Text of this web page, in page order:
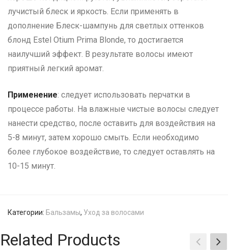
лучистый блеск и яркость. Если применять в
дополнение Блеск-шампунь для светлых оттенков
блонд Estel Otium Prima Blonde, то достигается
наилучший эффект. В результате волосы имеют
приятный легкий аромат.
Применение: следует использовать перчатки в
процессе работы. На влажные чистые волосы следует
нанести средство, после оставить для воздействия на
5-8 минут, затем хорошо смыть. Если необходимо
более глубокое воздействие, то следует оставлять на
10-15 минут.
Категории: Бальзамы, Уход за волосами
Related Products